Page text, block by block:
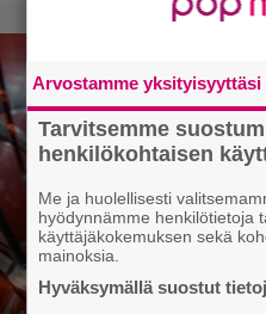
Arvostamme yksityisyyttäsi
Tarvitsemme
henkilökohtaisen
Me ja huolellisesti
hyödynnämme henkilötietoja
käyttäjäkokemuksen sekä
mainoksia.
Hyväksymällä suostut